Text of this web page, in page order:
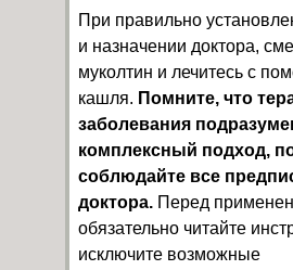
При правильно
и назначении доктора,
муколтин и лечитесь с
кашля. Помните, что
заболевания
комплексный подход,
соблюдайте все
доктора. Перед
обязательно читайте
исключите возможные